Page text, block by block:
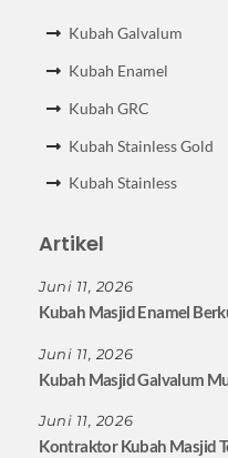
Kubah Galvalum
Kubah Enamel
Kubah GRC
Kubah Stainless Gold
Kubah Stainless
Artikel
Juni 11, 2026
Kubah Masjid Enamel
Juni 11, 2026
Kubah Masjid Galvalum
Juni 11, 2026
Kontraktor Kubah Masjid